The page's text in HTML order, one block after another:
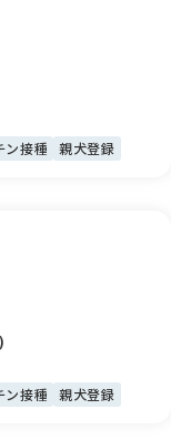
ン接種 親犬登録
ン接種 親犬登録